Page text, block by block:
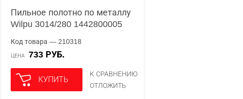
Пильное полотно по металлу
Wilpu 3014/280 1442800005
Код товара — 210318
ЦЕНА 733 РУБ.
КУПИТЬ
К СРАВНЕНИЮ
ОТЛОЖИТЬ